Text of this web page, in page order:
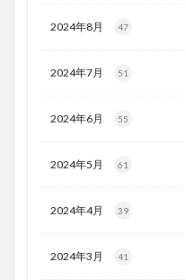
2024年8月 47
2024年7月 51
2024年6月 55
2024年5月 61
2024年4月 39
2024年3月 41